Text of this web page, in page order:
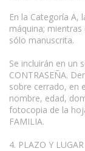
En la Categoría A,
máquina;
sólo manuscrita.
Se incluirán en un
CONTRASEÑA.
sobre cerrado, en
nombre, edad,
fotocopia de la
FAMILIA.
4. PLAZO Y